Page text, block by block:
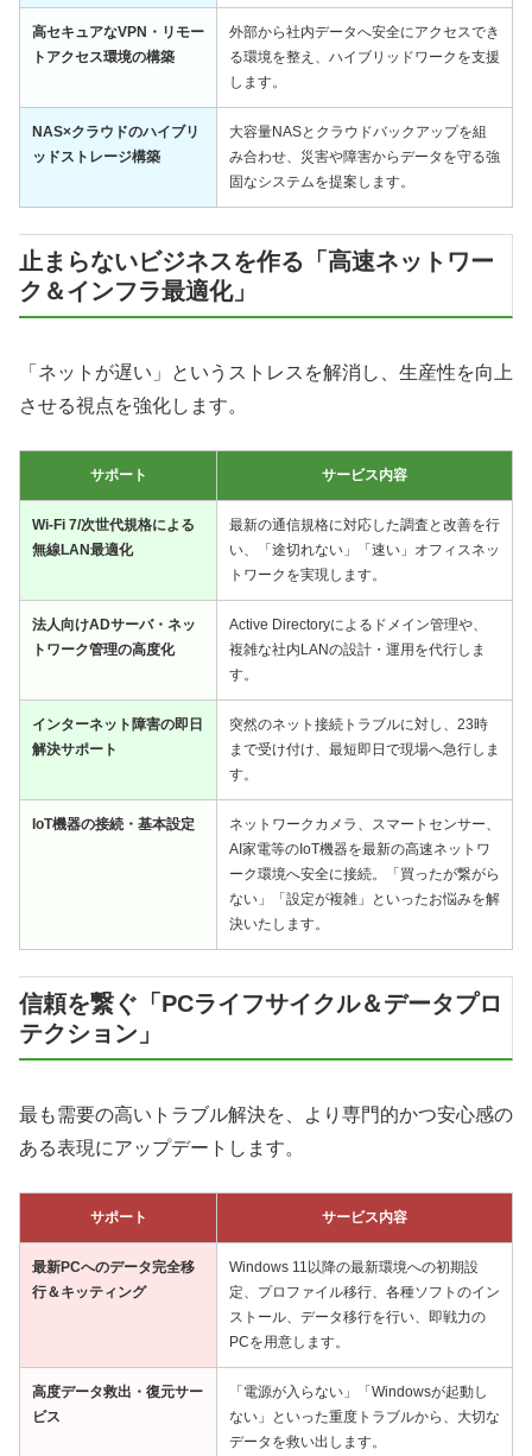
高セキュアなVPN・リモー
トアクセス環境の構築
外部から社内データへ安全にアクセスでき
る環境を整え、ハイブリッドワークを支援
します。
NAS×クラウドのハイブリ
ッドストレージ構築
大容量NASとクラウドバックアップを組
み合わせ、災害や障害からデータを守る強
固なシステムを提案します。
止まらないビジネスを作る「高速ネットワー
ク＆インフラ最適化」
「ネットが遅い」というストレスを解消し、生産性を向上
させる視点を強化します。
サポート サービス内容
Wi-Fi 7/次世代規格による
無線LAN最適化
最新の通信規格に対応した調査と改善を行
い、「途切れない」「速い」オフィスネッ
トワークを実現します。
法人向けADサーバ・ネッ
トワーク管理の高度化
Active Directoryによるドメイン管理や、
複雑な社内LANの設計・運用を代行しま
す。
インターネット障害の即日
解決サポート
突然のネット接続トラブルに対し、23時
まで受け付け、最短即日で現場へ急行しま
す。
IoT機器の接続・基本設定
ネットワークカメラ、スマートセンサー、
AI家電等のIoT機器を最新の高速ネットワ
ーク環境へ安全に接続。「買ったが繋がら
ない」「設定が複雑」といったお悩みを解
決いたします。
信頼を繋ぐ「PCライフサイクル＆データプロ
テクション」
最も需要の高いトラブル解決を、より専門的かつ安心感の
ある表現にアップデートします。
サポート サービス内容
最新PCへのデータ完全移
行＆キッティング
Windows 11以降の最新環境への初期設
定、プロファイル移行、各種ソフトのイン
ストール、データ移行を行い、即戦力の
PCを用意します。
高度データ救出・復元サー
ビス
「電源が入らない」「Windowsが起動し
ない」といった重度トラブルから、大切な
データを救い出します。